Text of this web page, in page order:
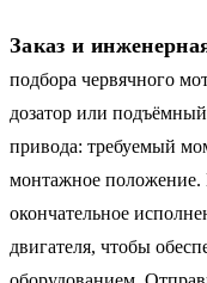
Заказ и
подбора червячного
дозатор или
привода: требуемый
монтажное положение.
окончательное
двигателя, чтобы